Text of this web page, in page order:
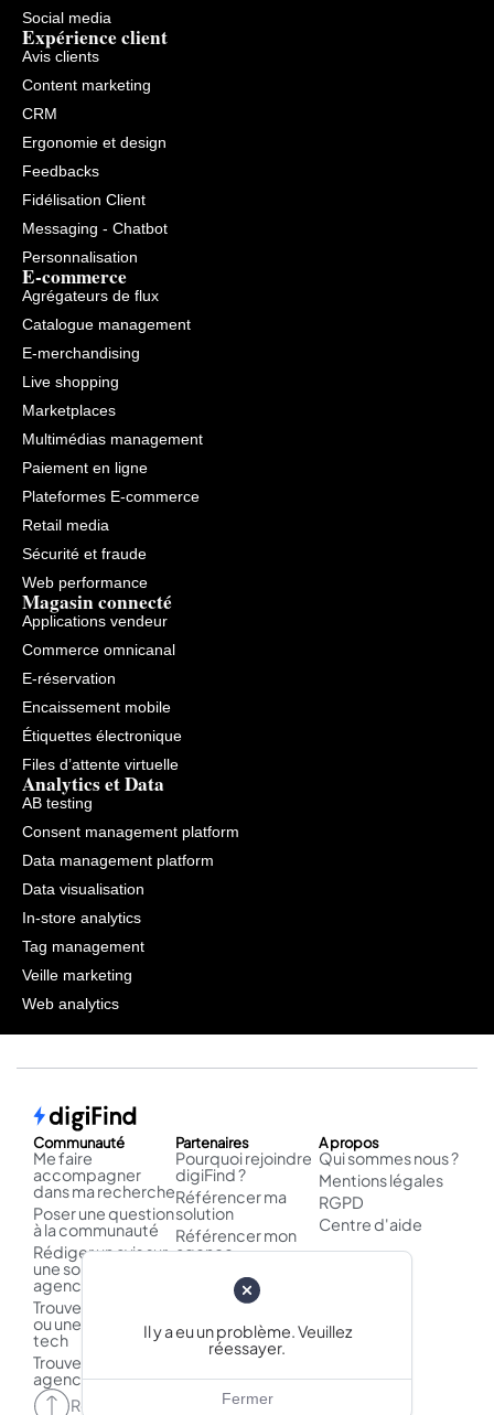
Social media
Expérience client
Avis clients
Content marketing
CRM
Ergonomie et design
Feedbacks
Fidélisation Client
Messaging - Chatbot
Personnalisation
E-commerce
Agrégateurs de flux
Catalogue management
E-merchandising
Live shopping
Marketplaces
Multimédias management
Paiement en ligne
Plateformes E-commerce
Retail media
Sécurité et fraude
Web performance
Magasin connecté
Applications vendeur
Commerce omnicanal
E-réservation
Encaissement mobile
Étiquettes électronique
Files d’attente virtuelle
Analytics et Data
AB testing
Consent management platform
Data management platform
Data visualisation
In-store analytics
Tag management
Veille marketing
Web analytics
Communauté
Me faire
accompagner
dans ma recherche
Poser une question
à la communauté
Rédiger un avis sur
une solution /
agence
Trouver un logiciel
ou une solution
tech
Trouver une
agence
Partenaires
Pourquoi rejoindre
digiFind ?
Référencer ma
solution
Référencer mon
agence
Publier un cas
d'usage
A propos
Qui sommes nous ?
Mentions légales
RGPD
Centre d'aide
Retour en haut
Il y a eu un problème. Veuillez
réessayer.
Fermer